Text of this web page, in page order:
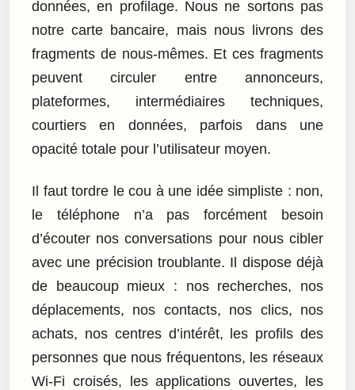
données, en profilage. Nous ne sortons pas
notre carte bancaire, mais nous livrons des
fragments de nous-mêmes. Et ces fragments
peuvent circuler entre annonceurs,
plateformes, intermédiaires techniques,
courtiers en données, parfois dans une
opacité totale pour l’utilisateur moyen.
Il faut tordre le cou à une idée simpliste : non,
le téléphone n’a pas forcément besoin
d’écouter nos conversations pour nous cibler
avec une précision troublante. Il dispose déjà
de beaucoup mieux : nos recherches, nos
déplacements, nos contacts, nos clics, nos
achats, nos centres d’intérêt, les profils des
personnes que nous fréquentons, les réseaux
Wi-Fi croisés, les applications ouvertes, les